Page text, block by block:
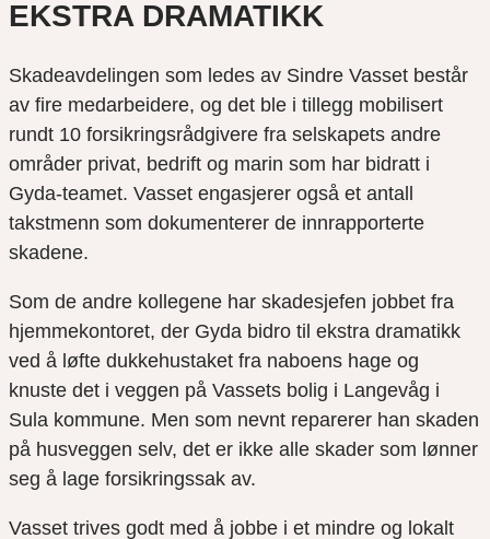
EKSTRA DRAMATIKK
Skadeavdelingen som ledes av Sindre Vasset består
av fire medarbeidere, og det ble i tillegg mobilisert
rundt 10 forsikringsrådgivere fra selskapets andre
områder privat, bedrift og marin som har bidratt i
Gyda-teamet. Vasset engasjerer også et antall
takstmenn som dokumenterer de innrapporterte
skadene.
Som de andre kollegene har skadesjefen jobbet fra
hjemmekontoret, der Gyda bidro til ekstra dramatikk
ved å løfte dukkehustaket fra naboens hage og
knuste det i veggen på Vassets bolig i Langevåg i
Sula kommune. Men som nevnt reparerer han skaden
på husveggen selv, det er ikke alle skader som lønner
seg å lage forsikringssak av.
Vasset trives godt med å jobbe i et mindre og lokalt